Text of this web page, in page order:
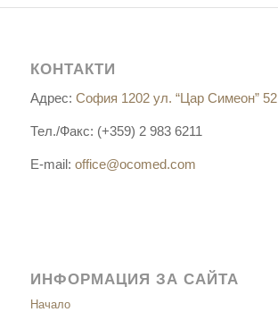
КОНТАКТИ
Адрес: София 1202 ул. “Цар Симеон” 52
Тел./Факс: (+359) 2 983 6211
E-mail: office@ocomed.com
ИНФОРМАЦИЯ ЗА САЙТА
Начало